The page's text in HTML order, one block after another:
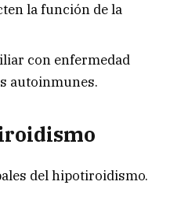
la función de la
con enfermedad
autoinmunes.
del hipotiroidismo.